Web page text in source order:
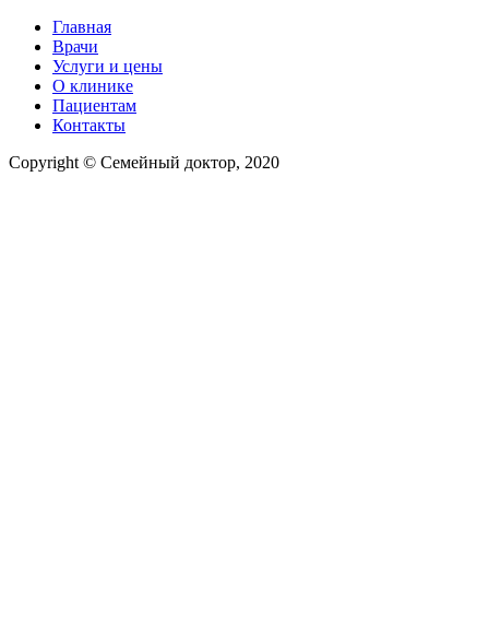
Главная
Врачи
Услуги и цены
О клинике
Пациентам
Контакты
Copyright © Семейный доктор, 2020